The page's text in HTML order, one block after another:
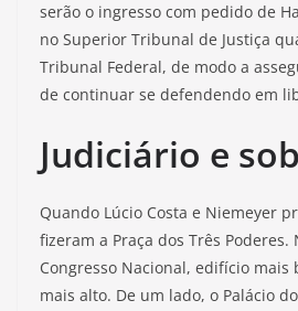
serão o ingresso com pedido de
no Superior Tribunal de Justiça
Tribunal Federal, de modo a
de continuar se defendendo em
Judiciário e
Quando Lúcio Costa e Niemeyer
fizeram a Praça dos Três Poderes.
Congresso Nacional, edifício mais
mais alto. De um lado, o Palácio